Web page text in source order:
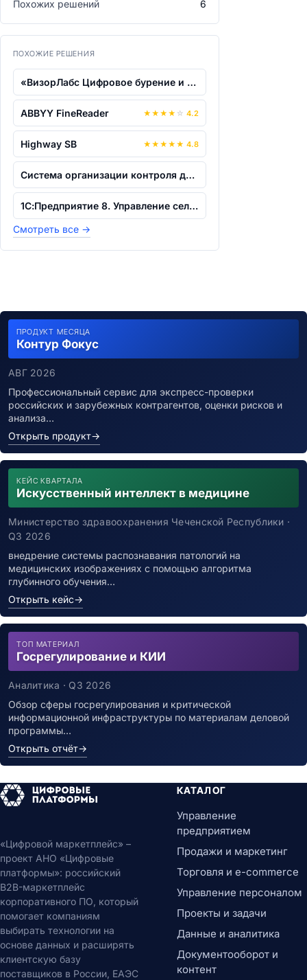
Похожих решений 6
ПОХОЖИЕ РЕШЕНИЯ
«ВизорЛабс Цифровое бурение и ремонт (...
ABBYY FineReader ★ ★ ★ ★ ☆ 4.2
Highway SB ★ ★ ★ ★ ★ 4.8
Система организации контроля доступа и...
1С:Предприятие 8. Управление сельскохо...
Смотреть все →
ПРОДУКТ МЕСЯЦА
Контур Фокус
АВГ 2026
Профессиональный сервис для экспресс-проверки
российских и зарубежных контрагентов, оценки рисков и
анализа…
Открыть продукт→
КЕЙС КВАРТАЛА
Искусственный интеллект в медицине
Министерство здравоохранения Чеченской Республики ·
Q3 2026
внедрение системы распознавания патологий на
медицинских изображениях с помощью алгоритма
глубинного обучения…
Открыть кейс→
ТОП МАТЕРИАЛ
Госрегулирование и КИИ
Аналитика · Q3 2026
Обзор сферы госрегулирования и критической
информационной инфраструктуры по материалам деловой
программы…
Открыть отчёт→
«Цифровой маркетплейс» –
проект АНО «Цифровые
платформы»: российский
B2B-маркетплейс
корпоративного ПО, который
помогает компаниям
выбирать технологии на
основе данных и расширять
клиентскую базу
поставщиков в России, ЕАЭС
КАТАЛОГ
Управление
предприятием
Продажи и маркетинг
Торговля и e-commerce
Управление персоналом
Проекты и задачи
Данные и аналитика
Документооборот и
контент